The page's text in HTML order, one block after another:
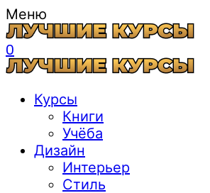
Меню
0
Курсы
Книги
Учёба
Дизайн
Интерьер
Стиль